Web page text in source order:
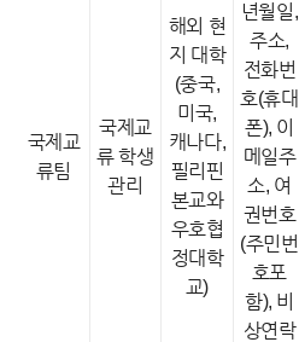
국제교
류팀
국제교
류 학생
관리
해외 현
지 대학
(중국,
미국,
캐나다,
필리핀
본교와
우호협
정대학
교)
년월일,
주소,
전화번
호(휴대
폰), 이
메일주
소, 여
권번호
(주민번
호포
함), 비
상연락